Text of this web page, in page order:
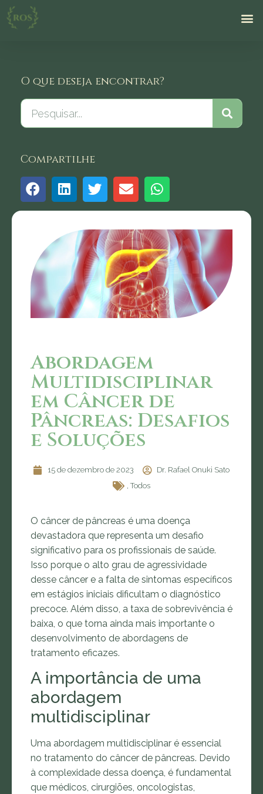
Abordagem
Multidisciplinar
em Câncer de
Pâncreas: Desafios
e Soluções
15 de dezembro de 2023
Dr. Rafael Onuki Sato
, Todos
O câncer de pâncreas é uma doença
devastadora que representa um desafio
significativo para os profissionais de saúde.
Isso porque o alto grau de agressividade
desse câncer e a falta de sintomas específicos
em estágios iniciais dificultam o diagnóstico
precoce. Além disso, a taxa de sobrevivência é
baixa, o que torna ainda mais importante o
desenvolvimento de abordagens de
tratamento eficazes.
A importância de uma
abordagem
multidisciplinar
Uma abordagem multidisciplinar é essencial
no tratamento do câncer de pâncreas. Devido
à complexidade dessa doença, é fundamental
que médicos, cirurgiões, oncologistas,
O que deseja encontrar?
Compartilhe